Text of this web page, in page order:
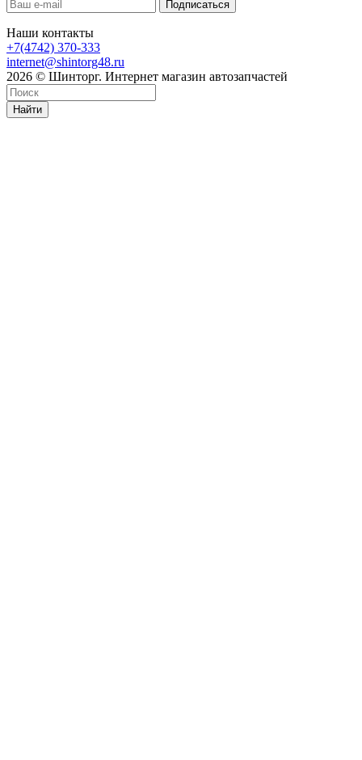
Наши контакты
+7(4742) 370-333
internet@shintorg48.ru
2026 © Шинторг. Интернет магазин автозапчастей
Найти